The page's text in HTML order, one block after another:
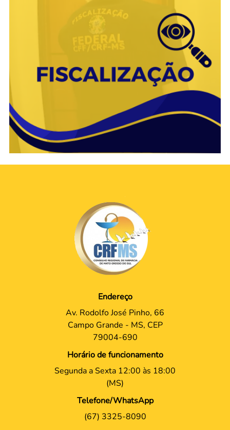
Endereço
Av. Rodolfo José Pinho, 66
Campo Grande - MS, CEP
79004-690
Horário de funcionamento
Segunda a Sexta 12:00 às 18:00
(MS)
Telefone/WhatsApp
(67) 3325-8090